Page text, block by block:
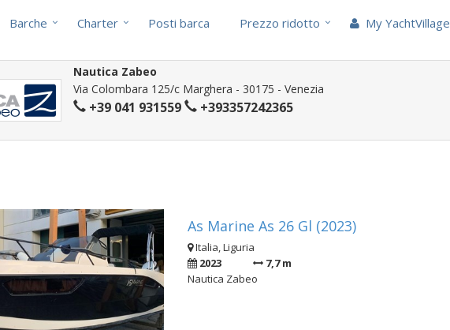
Barche Charter Posti barca Prezzo ridotto My YachtVillage
Nautica Zabeo
Via Colombara 125/c Marghera - 30175 - Venezia
+39 041 931559 +393357242365
As Marine As 26 Gl (2023)
Italia, Liguria
2023
7,7 m
Nautica Zabeo